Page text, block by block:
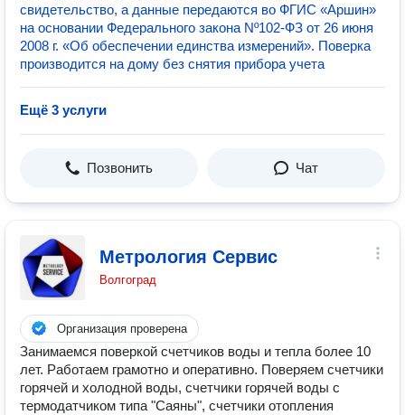
свидетельство, а данные передаются во ФГИС «Аршин»
на основании Федерального закона Nº102-ФЗ от 26 июня
2008 г. «Об обеспечении единства измерений». Поверка
производится на дому без снятия прибора учета
Ещё 3 услуги
Позвонить Чат
Метрология Сервис
Волгоград
Организация проверена
Занимаемся поверкой счетчиков воды и тепла более 10
лет. Работаем грамотно и оперативно. Поверяем счетчики
горячей и холодной воды, счетчики горячей воды с
термодатчиком типа "Саяны", счетчики отопления